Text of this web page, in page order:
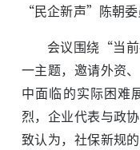
“民企新声”陈朝委
会议围绕“当
一主题，邀请外资
中面临的实际困难
烈，企业代表与政
致认为，社保新规